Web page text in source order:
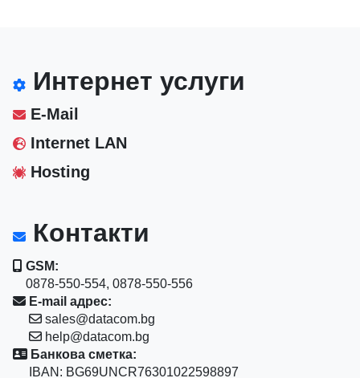
Интернет услуги
E-Mail
Internet LAN
Hosting
Контакти
GSM:
0878-550-554, 0878-550-556
E-mail адрес:
sales@datacom.bg
help@datacom.bg
Банкова сметка:
IBAN: BG69UNCR76301022598897